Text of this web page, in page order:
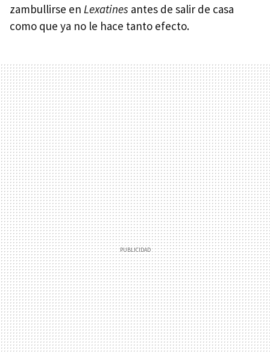
zambullirse en Lexatines antes de salir de casa
como que ya no le hace tanto efecto.